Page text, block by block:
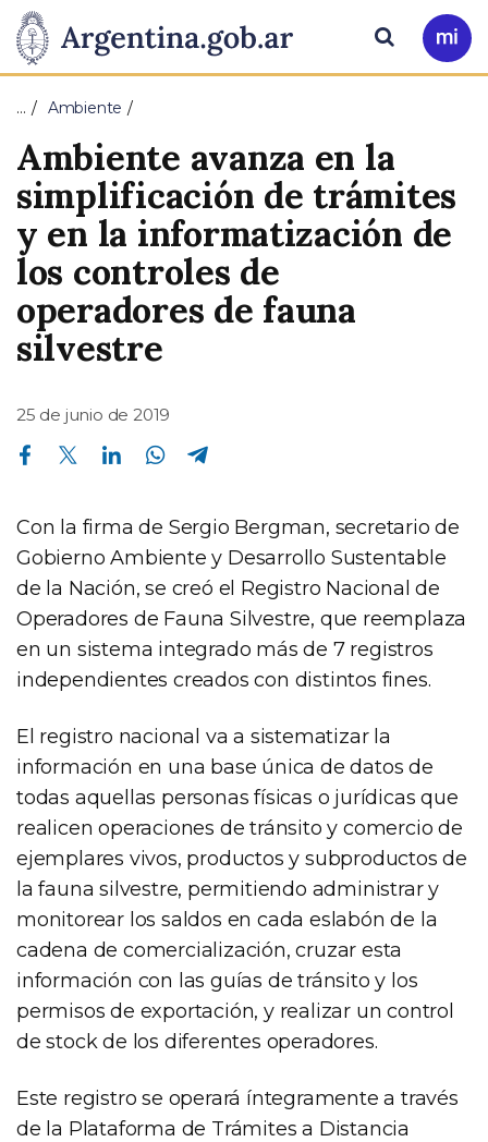
Presidencia
de
Nación
Pasar al contenido principal
Ir
a
Buscar
… Ambiente
Ambiente avanza en la
simplificación de trámites
y en la informatización de
los controles de
operadores de fauna
silvestre
25 de junio de 2019
Compartir en Facebook Compartir en Twitter Compartir en Linkedin Compartir en Whatsapp
Con la firma de Sergio Bergman, secretario de
Gobierno Ambiente y Desarrollo Sustentable
de la Nación, se creó el Registro Nacional de
Operadores de Fauna Silvestre, que reemplaza
en un sistema integrado más de 7 registros
independientes creados con distintos fines.
El registro nacional va a sistematizar la
información en una base única de datos de
todas aquellas personas físicas o jurídicas que
realicen operaciones de tránsito y comercio de
ejemplares vivos, productos y subproductos de
la fauna silvestre, permitiendo administrar y
monitorear los saldos en cada eslabón de la
cadena de comercialización, cruzar esta
información con las guías de tránsito y los
permisos de exportación, y realizar un control
de stock de los diferentes operadores.
Este registro se operará íntegramente a través
de la Plataforma de Trámites a Distancia